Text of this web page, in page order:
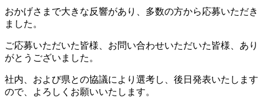
おかげさまで大きな反響があり、多数の方から応募いただき
ました。
ご応募いただいた皆様、お問い合わせいただいた皆様、あり
がとうございました。
社内、および県との協議により選考し、後日発表いたします
ので、よろしくお願いいたします。